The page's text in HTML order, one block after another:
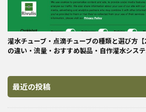
灌水チューブ・点滴チューブの種類と選び方
の違い・流量・おすすめ製品・自作灌水シス
最近の投稿